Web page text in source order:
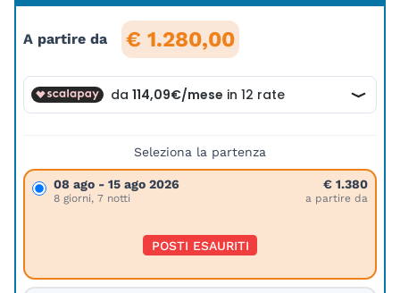
A partire da € 1.280,00
Seleziona la partenza
08 ago - 15 ago 2026
8 giorni, 7 notti
€ 1.380
a partire da
POSTI ESAURITI